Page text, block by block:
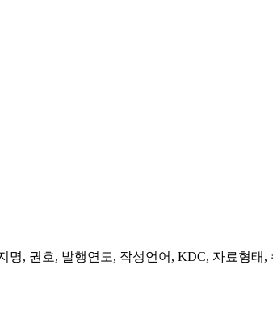
명, 권호, 발행연도, 작성언어, KDC, 자료형태,